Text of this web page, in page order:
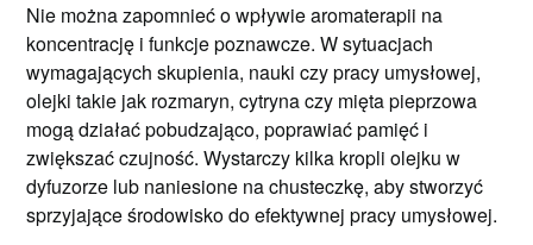
Nie można zapomnieć o wpływie aromaterapii na
koncentrację i funkcje poznawcze. W sytuacjach
wymagających skupienia, nauki czy pracy umysłowej,
olejki takie jak rozmaryn, cytryna czy mięta pieprzowa
mogą działać pobudzająco, poprawiać pamięć i
zwiększać czujność. Wystarczy kilka kropli olejku w
dyfuzorze lub naniesione na chusteczkę, aby stworzyć
sprzyjające środowisko do efektywnej pracy umysłowej.